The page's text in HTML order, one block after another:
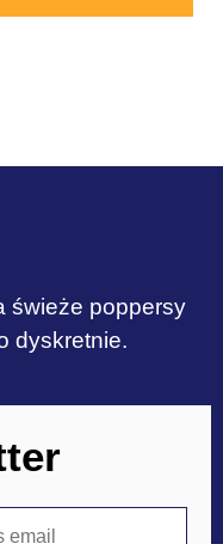
świeże poppersy
dyskretnie.